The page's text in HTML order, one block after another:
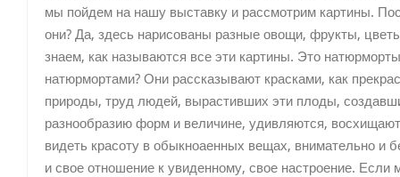
мы пойдем на нашу выставку и рассмотрим картины.
они? Да, здесь нарисованы разные овощи, фрукты,
знаем, как называются все эти картины. Это
натюрмортами? Они рассказывают красками, как
природы, труд людей, вырастивших эти плоды,
разнообразию форм и величине, удивляются,
видеть красоту в обыкноаенных вещах, внимательно и
и свое отношение к увиденному, свое настроение.